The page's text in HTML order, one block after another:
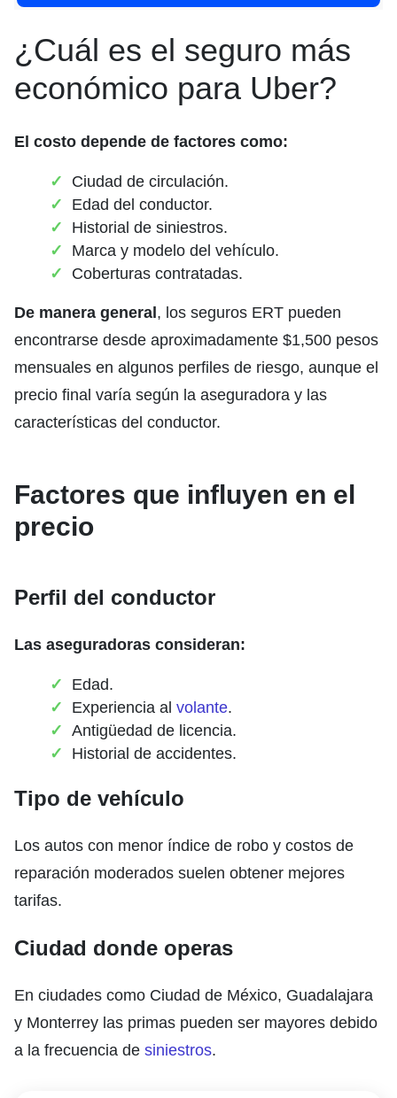
¿Cuál es el seguro más
económico para Uber?
El costo depende de factores como:
Ciudad de circulación.
Edad del conductor.
Historial de siniestros.
Marca y modelo del vehículo.
Coberturas contratadas.
De manera general, los seguros ERT pueden
encontrarse desde aproximadamente $1,500 pesos
mensuales en algunos perfiles de riesgo, aunque el
precio final varía según la aseguradora y las
características del conductor.
Factores que influyen en el
precio
Perfil del conductor
Las aseguradoras consideran:
Edad.
Experiencia al volante.
Antigüedad de licencia.
Historial de accidentes.
Tipo de vehículo
Los autos con menor índice de robo y costos de
reparación moderados suelen obtener mejores
tarifas.
Ciudad donde operas
En ciudades como Ciudad de México, Guadalajara
y Monterrey las primas pueden ser mayores debido
a la frecuencia de siniestros.